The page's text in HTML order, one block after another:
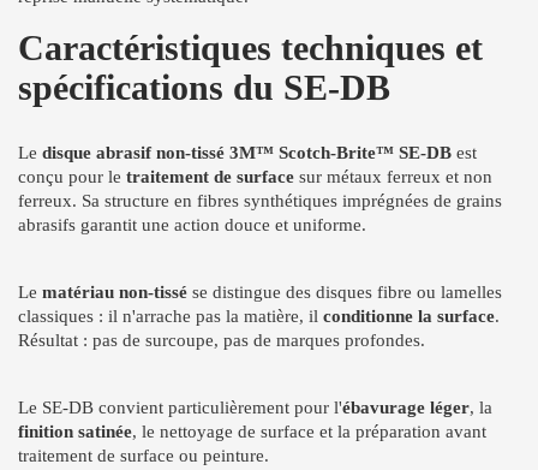
Caractéristiques techniques et
spécifications du SE-DB
Le disque abrasif non-tissé 3M™ Scotch-Brite™ SE-DB est
conçu pour le traitement de surface sur métaux ferreux et non
ferreux. Sa structure en fibres synthétiques imprégnées de grains
abrasifs garantit une action douce et uniforme.
Le matériau non-tissé se distingue des disques fibre ou lamelles
classiques : il n'arrache pas la matière, il conditionne la surface.
Résultat : pas de surcoupe, pas de marques profondes.
Le SE-DB convient particulièrement pour l'ébavurage léger, la
finition satinée, le nettoyage de surface et la préparation avant
traitement de surface ou peinture.